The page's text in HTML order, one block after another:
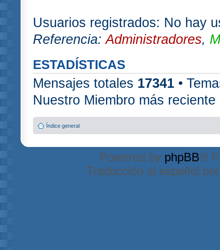
Usuarios registrados: No hay
Referencia:Administradores,
ESTADÍSTICAS
Mensajes totales 17341 •
Nuestro Miembro más
Índice general
Powered by phpBB®
Traducción al español